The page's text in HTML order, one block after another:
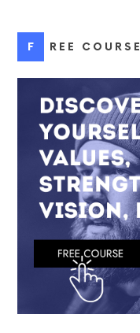
FREE COURSE